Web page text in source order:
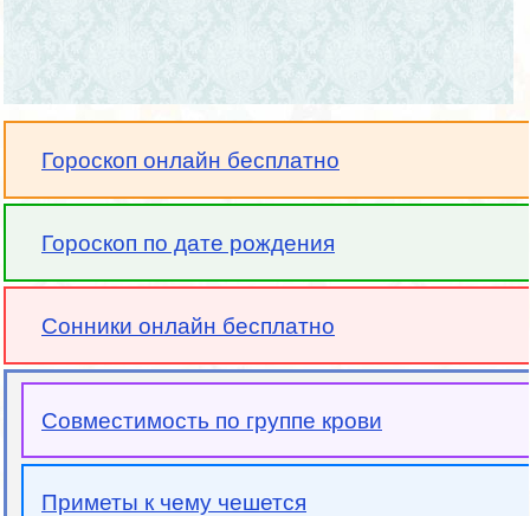
Гороскоп онлайн бесплатно
Гороскоп по дате рождения
Сонники онлайн бесплатно
Совместимость по группе крови
Приметы к чему чешется